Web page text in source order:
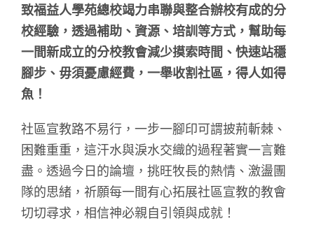
致福益人學苑總校竭力串聯與整合辦校有成的分
校經驗，透過補助、資源、培訓等方式，幫助每
一間新成立的分校教會減少摸索時間、快速站穩
腳步、毋須憂慮經費，一舉收割社區，得人如得
魚！
社區宣教路不易行，一步一腳印可謂披荊斬棘、
困難重重，這汗水與淚水交織的過程著實一言難
盡。透過今日的論壇，挑旺牧長的熱情、激盪團
隊的思緒，祈願每一間有心拓展社區宣教的教會
切切尋求，相信神必親自引領與成就！